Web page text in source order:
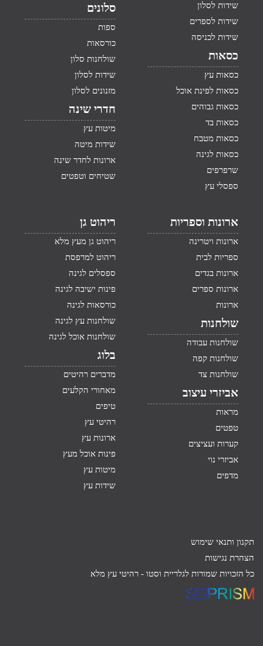
שידות לסלון
שידות לספרים
שידות לכניסה
כסאות
כסאות עץ
כסאות לפינת אוכל
כסאות גבוהים
כסאות בד
כסאות מטבח
כסאות לגינה
שרפרפים
ספסלי עץ
סלונים
ספות
כורסאות
שולחנות סלון
שידות לסלון
מזנונים לסלון
חדרי שינה
מיטות עץ
שידות מיטה
ארונות לחדר שינה
שטיחים וטפטים
ארונות וספריות
ארונות ויטרינה
ספריות לבית
ארונות בגדים
ארונות ספרים
ארונות
שולחנות
שולחנות עבודה
שולחנות קפה
שולחנות צד
אביזרי עיצוב
מראות
טפטים
קערות ועציצים
אביזרי נוי
מדפים
ריהוט גן
ריהוט גן מעץ מלא
ריהוט למרפסת
ספסלים לגינה
פינות ישיבה לגינה
כורסאות לגינה
שולחנות עץ לגינה
שולחנות אוכל לגינה
בלוג
מדברים רהיטים
מאחורי הקלעים
טיפים
רהיטי עץ
ארונות עץ
פינות אוכל מעץ
מיטות עץ
שידות עץ
תקנון ותנאי שימוש
הצהרת נגישות
כל הזכויות שמורות לגלריית וסטו - רהיטי עץ מלא